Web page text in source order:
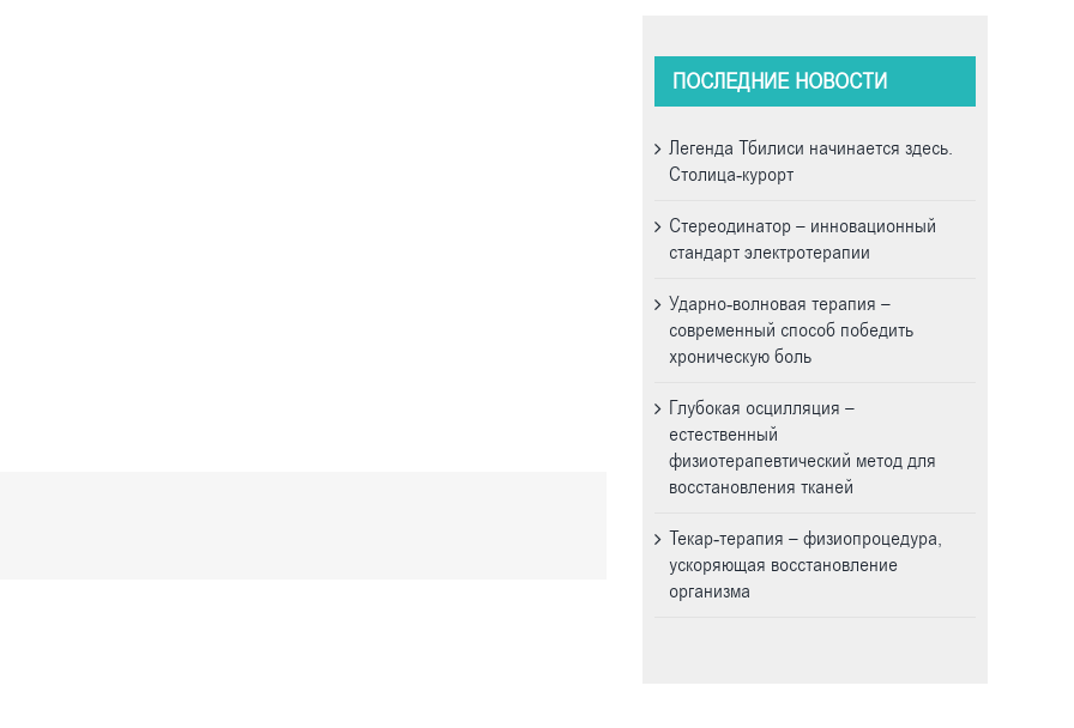
ПОСЛЕДНИЕ НОВОСТИ
Легенда Тбилиси начинается здесь.
Cтолица-курорт
Стереодинатор – инновационный
стандарт электротерапии
Ударно-волновая терапия –
современный способ победить
хроническую боль
Глубокая осцилляция –
естественный
физиотерапевтический метод для
восстановления тканей
Текар-терапия – физиопроцедура,
ускоряющая восстановление
организма